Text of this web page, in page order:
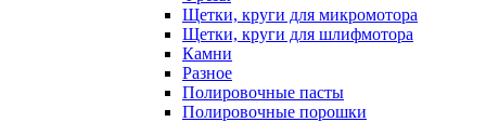
Щетки, круги для микромотора
Щетки, круги для шлифмотора
Камни
Разное
Полировочные пасты
Полировочные порошки